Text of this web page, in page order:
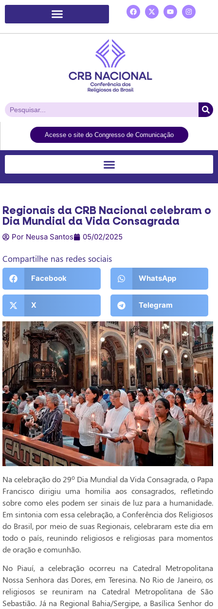
Acesse o site do Congresso de Comunicação
Regionais da CRB Nacional celebram o
Dia Mundial da Vida Consagrada
Por Neusa Santos 05/02/2025
Compartilhe nas redes sociais
Facebook WhatsApp
X Telegram
Na celebração do 29º Dia Mundial da Vida Consagrada, o Papa
Francisco dirigiu uma homilia aos consagrados, refletindo
sobre como eles podem ser sinais de luz para a humanidade.
Em sintonia com essa celebração, a Conferência dos Religiosos
do Brasil, por meio de suas Regionais, celebraram este dia em
todo o país, reunindo religiosos e religiosas para momentos
de oração e comunhão.
No Piauí, a celebração ocorreu na Catedral Metropolitana
Nossa Senhora das Dores, em Teresina. No Rio de Janeiro, os
religiosos se reuniram na Catedral Metropolitana de São
Sebastião. Já na Regional Bahia/Sergipe, a Basílica Senhor do